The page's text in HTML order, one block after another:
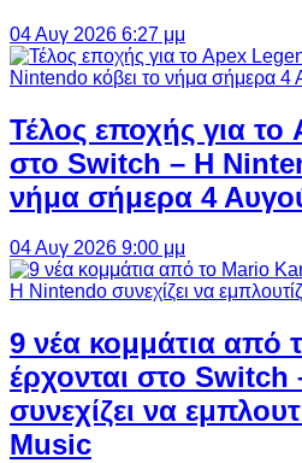
04 Αυγ 2026 6:27 μμ
Τέλος εποχής για
στο Switch – Η
νήμα σήμερα 4
04 Αυγ 2026 9:00 μμ
9 νέα κομμάτια από
έρχονται στο
συνεχίζει να
Music